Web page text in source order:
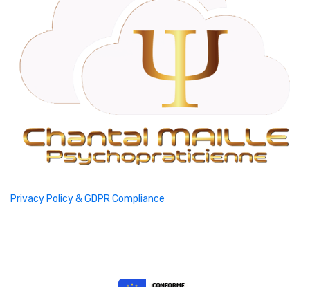
Privacy Policy & GDPR Compliance